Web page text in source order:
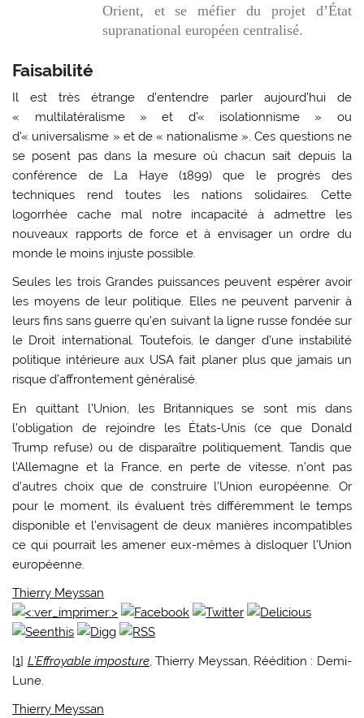
Orient, et se méfier du projet d’État
supranational européen centralisé.
Faisabilité
Il est très étrange d’entendre parler aujourd’hui de
« multilatéralisme » et d’« isolationnisme » ou
d’« universalisme » et de « nationalisme ». Ces questions ne
se posent pas dans la mesure où chacun sait depuis la
conférence de La Haye (1899) que le progrès des
techniques rend toutes les nations solidaires. Cette
logorrhée cache mal notre incapacité à admettre les
nouveaux rapports de force et à envisager un ordre du
monde le moins injuste possible.
Seules les trois Grandes puissances peuvent espérer avoir
les moyens de leur politique. Elles ne peuvent parvenir à
leurs fins sans guerre qu’en suivant la ligne russe fondée sur
le Droit international. Toutefois, le danger d’une instabilité
politique intérieure aux USA fait planer plus que jamais un
risque d’affrontement généralisé.
En quittant l’Union, les Britanniques se sont mis dans
l’obligation de rejoindre les États-Unis (ce que Donald
Trump refuse) ou de disparaître politiquement. Tandis que
l’Allemagne et la France, en perte de vitesse, n’ont pas
d’autres choix que de construire l’Union européenne. Or
pour le moment, ils évaluent très différemment le temps
disponible et l’envisagent de deux manières incompatibles
ce qui pourrait les amener eux-mêmes à disloquer l’Union
européenne.
Thierry Meyssan
[1] L’Effroyable imposture, Thierry Meyssan, Réédition : Demi-
Lune.
Thierry Meyssan